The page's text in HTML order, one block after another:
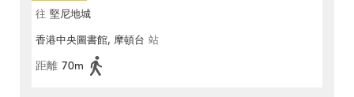
往 堅尼地城
香港中央圖書館, 摩頓台 站
距離 70m